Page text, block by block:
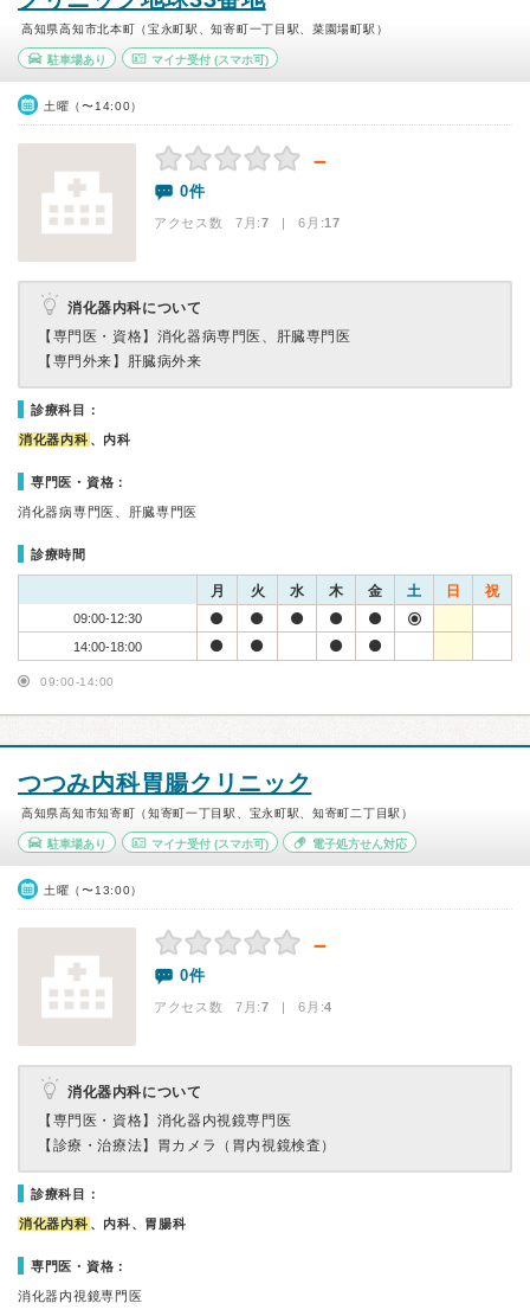
高知県高知市北本町（宝永町駅、知寄町一丁目駅、菜園場町駅）
駐車場あり マイナ受付(スマホ可)
土曜（〜14:00）
－
0件
アクセス数 7月:7 | 6月:17
消化器内科について
【専門医・資格】 消化器病専門医、肝臓専門医
【専門外来】 肝臓病外来
診療科目：
消化器内科 、内科
専門医・資格：
消化器病専門医、肝臓専門医
診療時間
月 火 水 木 金 土 日 祝
09:00-12:30
14:00-18:00
09:00-14:00
つつみ内科胃腸クリニック
高知県高知市知寄町（知寄町一丁目駅、宝永町駅、知寄町二丁目駅）
駐車場あり マイナ受付(スマホ可) 電子処方せん対応
土曜（〜13:00）
－
0件
アクセス数 7月:7 | 6月:4
消化器内科について
【専門医・資格】 消化器内視鏡専門医
【診療・治療法】 胃カメラ（胃内視鏡検査）
診療科目：
消化器内科 、内科、胃腸科
専門医・資格：
消化器内視鏡専門医